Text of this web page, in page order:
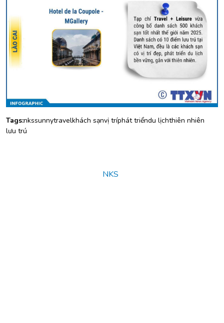
Tags:nkssunnytravelkhách sạnvị tríphát triểndu lịchthiên nhiên
lưu trú
NKS